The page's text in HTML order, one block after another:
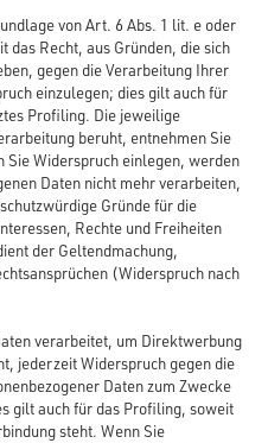
von Art. 6 Abs. 1 lit. e oder
das Recht, aus Gründen, die sich
gegen die Verarbeitung Ihrer
einzulegen; dies gilt auch für
Profiling. Die jeweilige
beruht, entnehmen Sie
Sie Widerspruch einlegen, werden
Daten nicht mehr verarbeiten,
Gründe für die
Rechte und Freiheiten
der Geltendmachung,
(Widerspruch nach
verarbeitet, um Direktwerbung
jederzeit Widerspruch gegen die
Daten zum Zwecke
gilt auch für das Profiling, soweit
steht. Wenn Sie